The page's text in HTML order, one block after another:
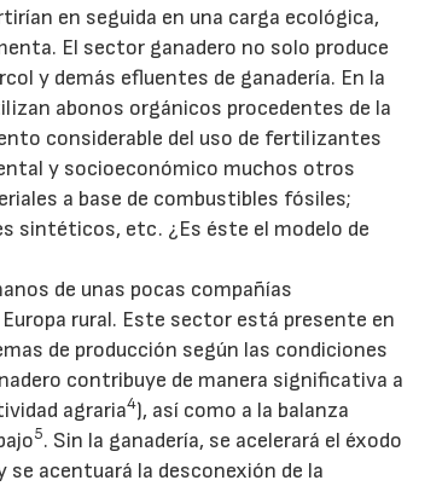
en seguida en una carga ecológica,
El sector ganadero no solo produce
y demás efluentes de ganadería. En la
abonos orgánicos procedentes de la
considerable del uso de fertilizantes
y socioeconómico muchos otros
a base de combustibles fósiles;
sintéticos, etc. ¿Es éste el modelo de
de unas pocas compañías
rural. Este sector está presente en
de producción según las condiciones
contribuye de manera significativa a
agraria4), así como a la balanza
5. Sin la ganadería, se acelerará el éxodo
acentuará la desconexión de la